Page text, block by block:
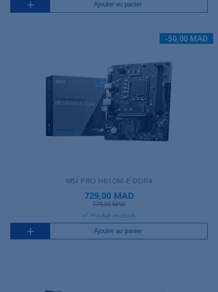
Ajouter au panier
-50,00 MAD
MSI PRO H610M-E DDR4
729,00 MAD
779,00 MAD
Produit en stock
Ajouter au panier